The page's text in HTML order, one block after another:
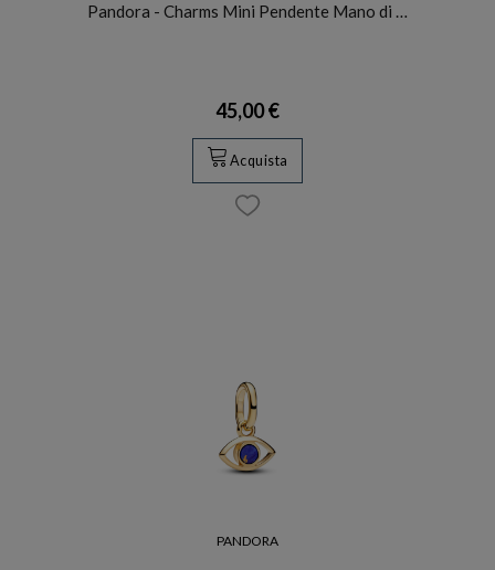
Pandora - Charms Mini Pendente Mano di …
45,00 €
Acquista
PANDORA